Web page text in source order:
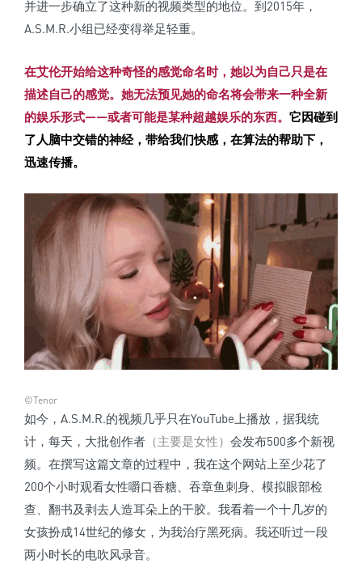
并进一步确立了这种新的视频类型的地位。到2015年，
A.S.M.R.小组已经变得举足轻重。
在艾伦开始给这种奇怪的感觉命名时，她以为自己只是在
描述自己的感觉。 她无法预见她的命名将会带来一种全新
的娱乐形式——或者可能是某种超越娱乐的东西。 它因碰到
了人脑中交错的神经，带给我们快感，在算法的帮助下，
迅速传播。
©Tenor
如今，A.S.M.R.的视频几乎只在YouTube上播放，据我统
计，每天，大批创作者 （主要是女性） 会发布500多个新视
频。在撰写这篇文章的过程中，我在这个网站上至少花了
200个小时观看女性嚼口香糖、吞章鱼刺身、模拟眼部检
查、翻书及剥去人造耳朵上的干胶。我看着一个十几岁的
女孩扮成14世纪的修女，为我治疗黑死病。我还听过一段
两小时长的电吹风录音。